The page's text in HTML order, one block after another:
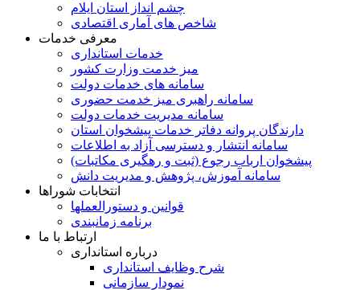
چشم انداز استان ایلام
شاخص های آماری اقتصادی
معرفی خدمات
خدمات استانداری
میز خدمت وزارت کشور
سامانه های خدمات دولت
سامانه راهبری میز خدمت حضوری
سامانه مدیریت خدمات دولت
دارندگان پروانه دفاتر خدمات پیشخوان استان
سامانه انتشار و دسترسی آزاد به اطلاعات
پیشخوان ارباب رجوع (ثبت و رهگیری مکاتبات)
سامانه آموزش، پژوهش و مدیریت دانش
انتخابات شوراها
قوانین و دستورالعملها
برنامه زمانبندی
ارتباط با ما
درباره استانداری
شرح وظایف استانداری
نمودار سازمانی